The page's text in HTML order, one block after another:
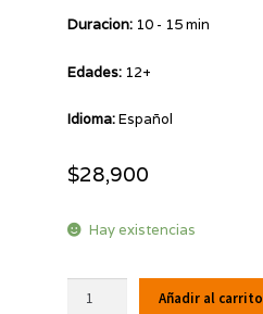
Duracion: 10 - 15 min
Edades: 12+
Idioma:Español
$28,900
Hay existencias
Tumbilis
Añadir al carrito